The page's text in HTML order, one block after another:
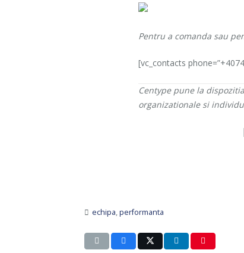
Pentru a comanda sau
[vc_contacts
Centype pune la
organizationale si
|
echipa,performanta